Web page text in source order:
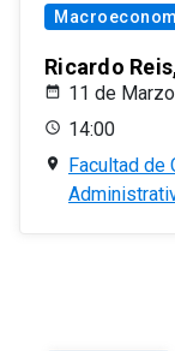
Ricardo
11 de
14:00
Facultad de